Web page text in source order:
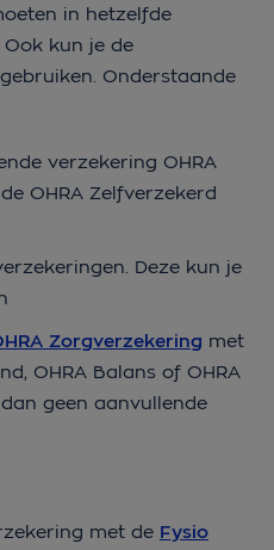
in hetzelfde
kun je de
Onderstaande
verzekering OHRA
OHRA Zelfverzekerd
Deze kun je
Zorgverzekering met
OHRA Balans of OHRA
geen aanvullende
met de Fysio